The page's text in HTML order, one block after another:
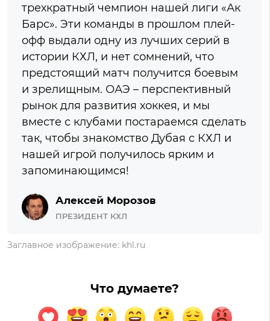
трехкратный чемпион нашей лиги «Ак
Барс». Эти команды в прошлом плей-
офф выдали одну из лучших серий в
истории КХЛ, и нет сомнений, что
предстоящий матч получится боевым
и зрелищным. ОАЭ – перспективный
рынок для развития хоккея, и мы
вместе с клубами постараемся сделать
так, чтобы знакомство Дубая с КХЛ и
нашей игрой получилось ярким и
запоминающимся!
Алексей Морозов
ПРЕЗИДЕНТ КХЛ
Заглавное изображение: khl.ru
Что думаете?